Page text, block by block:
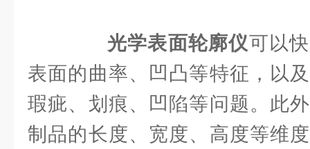
光学表面轮廓仪可以
表面的曲率、凹凸等特征，以
瑕疵、划痕、凹陷等问题。此
制品的长度、宽度、高度等维